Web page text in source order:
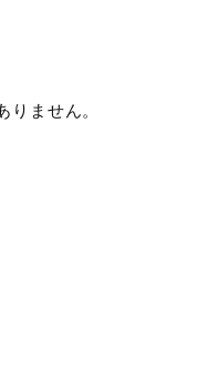
りません。